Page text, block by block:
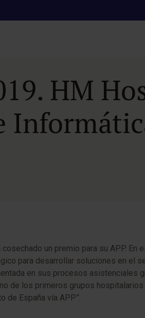
HM
un premio para su APP.
para desarrollar soluciones en el
en sus procesos asistenciales
de los primeros grupos
de España vía APP”.